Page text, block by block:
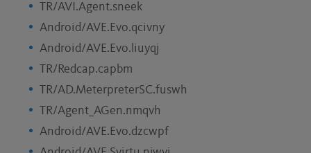
TR/AVI.Agent.sneek
Android/AVE.Evo.qcivny
Android/AVE.Evo.liuyqj
TR/Redcap.capbm
TR/AD.MeterpreterSC.fuswh
TR/Agent_AGen.nmqvh
Android/AVE.Evo.dzcwpf